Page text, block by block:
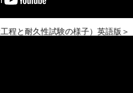
程と耐久性試験の様子）英語版＞